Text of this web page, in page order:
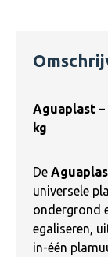
Aguaplast
kg
De
universele
ondergrond
egaliseren,
in-één